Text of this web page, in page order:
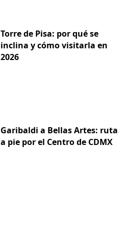
Torre de Pisa: por qué se
inclina y cómo visitarla en
2026
Garibaldi a Bellas Artes: ruta
a pie por el Centro de CDMX